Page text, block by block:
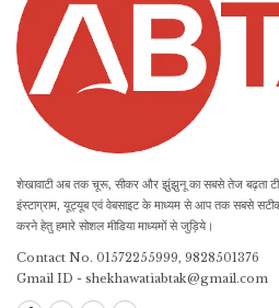
शेखावाटी अब तक चूरू, सीकर और झुंझुनू का सबसे तेज बढ़ता
इंस्टाग्राम, यूट्यूब एवं वेबसाइट के माध्यम से आप तक सबसे
करने हेतु हमारे सोशल मीडिया माध्यमों से जुड़िये।
Contact No. 01572255999, 9828501376
Gmail ID - shekhawatiabtak@gmail.com